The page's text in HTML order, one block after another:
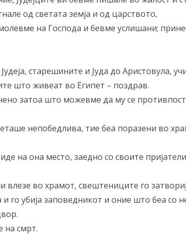
од светата земја и од царството,
на Господа и бевме услишани;
старешините и Јуда до Аристовула,
што живеат во Египет – поздрав.
затоа што можевме да му се
непобедлива, тие беа поразени во
на она место, заедно со своите
влезе во храмот, свештениците го
убија заповедникот и оние што беа со
на смрт.